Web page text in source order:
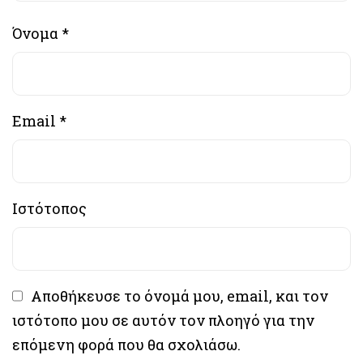
Όνομα *
Email *
Ιστότοπος
Αποθήκευσε το όνομά μου, email, και τον
ιστότοπο μου σε αυτόν τον πλοηγό για την
επόμενη φορά που θα σχολιάσω.